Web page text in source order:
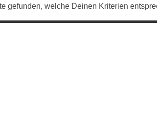
gefunden, welche Deinen Kriterien